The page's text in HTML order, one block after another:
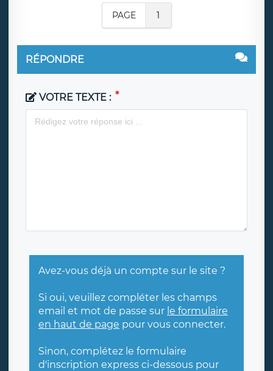
PAGE 1
RÉPONDRE
VOTRE TEXTE :
Avez-vous déjà un compte sur le site ?
Si oui, veuillez compléter les champs
email et mot de passe sur le formulaire
en haut de page pour vous connecter.
Sinon, complétez le formulaire
d'inscription express ci-dessous pour